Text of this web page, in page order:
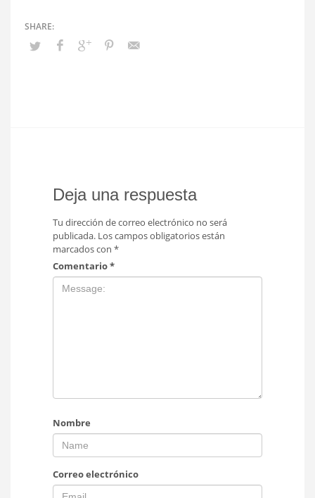
Deja una respuesta
Tu dirección de correo electrónico no será
publicada. Los campos obligatorios están
marcados con *
Comentario*
Nombre
Correo electrónico